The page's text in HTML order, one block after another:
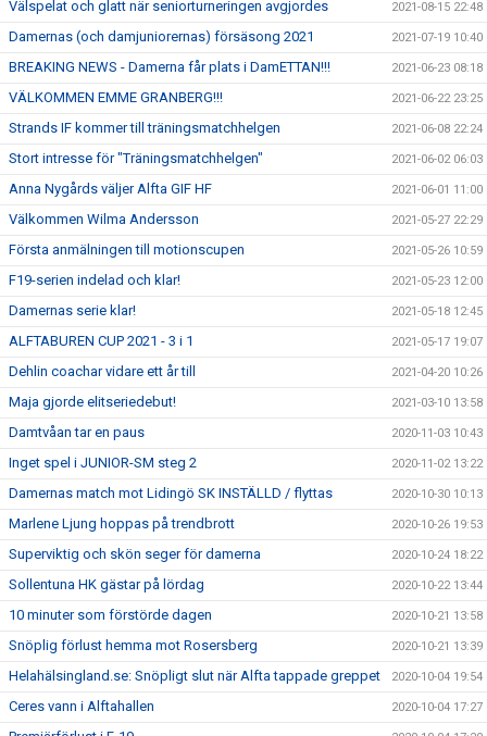
Välspelat och glatt när seniorturneringen avgjordes 2021-08-15 22:48
Damernas (och damjuniorernas) försäsong 2021 2021-07-19 10:40
BREAKING NEWS - Damerna får plats i DamETTAN!!! 2021-06-23 08:18
VÄLKOMMEN EMME GRANBERG!!! 2021-06-22 23:25
Strands IF kommer till träningsmatchhelgen 2021-06-08 22:24
Stort intresse för "Träningsmatchhelgen" 2021-06-02 06:03
Anna Nygårds väljer Alfta GIF HF 2021-06-01 11:00
Välkommen Wilma Andersson 2021-05-27 22:29
Första anmälningen till motionscupen 2021-05-26 10:59
F19-serien indelad och klar! 2021-05-23 12:00
Damernas serie klar! 2021-05-18 12:45
ALFTABUREN CUP 2021 - 3 i 1 2021-05-17 19:07
Dehlin coachar vidare ett år till 2021-04-20 10:26
Maja gjorde elitseriedebut! 2021-03-10 13:58
Damtvåan tar en paus 2020-11-03 10:43
Inget spel i JUNIOR-SM steg 2 2020-11-02 13:22
Damernas match mot Lidingö SK INSTÄLLD / flyttas 2020-10-30 10:13
Marlene Ljung hoppas på trendbrott 2020-10-26 19:53
Superviktig och skön seger för damerna 2020-10-24 18:22
Sollentuna HK gästar på lördag 2020-10-22 13:44
10 minuter som förstörde dagen 2020-10-21 13:58
Snöplig förlust hemma mot Rosersberg 2020-10-21 13:39
Helahälsingland.se: Snöpligt slut när Alfta tappade greppet 2020-10-04 19:54
Ceres vann i Alftahallen 2020-10-04 17:27